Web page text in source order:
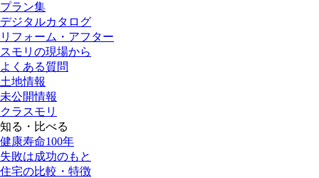
プラン集
デジタルカタログ
リフォーム・アフター
スモリの現場から
よくある質問
土地情報
未公開情報
クラスモリ
知る・比べる
健康寿命100年
失敗は成功のもと
住宅の比較・特徴